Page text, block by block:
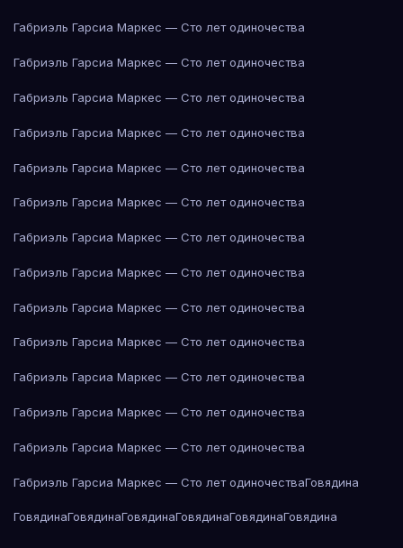
Габриэль Гарсиа Маркес — Сто лет одиночества
Габриэль Гарсиа Маркес — Сто лет одиночества
Габриэль Гарсиа Маркес — Сто лет одиночества
Габриэль Гарсиа Маркес — Сто лет одиночества
Габриэль Гарсиа Маркес — Сто лет одиночества
Габриэль Гарсиа Маркес — Сто лет одиночества
Габриэль Гарсиа Маркес — Сто лет одиночества
Габриэль Гарсиа Маркес — Сто лет одиночества
Габриэль Гарсиа Маркес — Сто лет одиночества
Габриэль Гарсиа Маркес — Сто лет одиночества
Габриэль Гарсиа Маркес — Сто лет одиночества
Габриэль Гарсиа Маркес — Сто лет одиночества
Габриэль Гарсиа Маркес — Сто лет одиночества
Габриэль Гарсиа Маркес — Сто лет одиночестваГовядина
ГовядинаГовядинаГовядинаГовядинаГовядинаГовядина